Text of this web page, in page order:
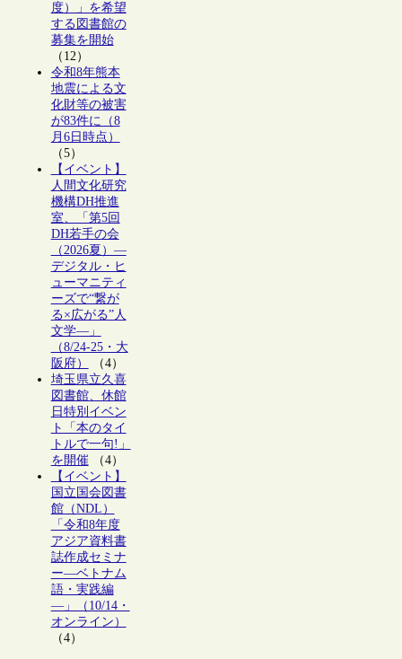
度）」を希望
する図書館の
募集を開始
（12）
令和8年熊本
地震による文
化財等の被害
が83件に（8
月6日時点）
（5）
【イベント】
人間文化研究
機構DH推進
室、「第5回
DH若手の会
（2026夏）―
デジタル・ヒ
ューマニティ
ーズで“繋が
る×広がる”人
文学―」
（8/24-25・大
阪府）
（4）
埼玉県立久喜
図書館、休館
日特別イベン
ト「本のタイ
トルで一句!」
を開催（4）
【イベント】
国立国会図書
館（NDL）
「令和8年度
アジア資料書
誌作成セミナ
ー―ベトナム
語・実践編
―」（10/14・
オンライン）
（4）